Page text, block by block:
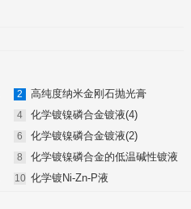
高纯度纳米金刚石抛光膏
化学镀镍磷合金镀液(4)
化学镀镍磷合金镀液(2)
化学镀镍磷合金的低温碱性镀液
化学镀Ni-Zn-P液